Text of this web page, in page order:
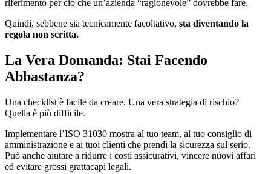
riferimento per ciò che un’azienda “ragionevole” dovrebbe fare.
Quindi, sebbene sia tecnicamente facoltativo, sta diventando la
regola non scritta.
La Vera Domanda: Stai Facendo
Abbastanza?
Una checklist è facile da creare. Una vera strategia di rischio?
Quella è più difficile.
Implementare l’ISO 31030 mostra al tuo team, al tuo consiglio di
amministrazione e ai tuoi clienti che prendi la sicurezza sul serio.
Può anche aiutare a ridurre i costi assicurativi, vincere nuovi affari
ed evitare grossi grattacapi legali.